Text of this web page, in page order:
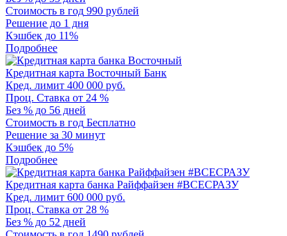
Стоимость в год 990 рублей
Решение до 1 дня
Кэшбек до 11%
Подробнее
Кредитная карта Восточный Банк
Кред. лимит 400 000 руб.
Проц. Ставка от 24 %
Без % до 56 дней
Стоимость в год Бесплатно
Решение за 30 минут
Кэшбек до 5%
Подробнее
Кредитная карта банка Райффайзен #ВСЕСРАЗУ
Кред. лимит 600 000 руб.
Проц. Ставка от 28 %
Без % до 52 дней